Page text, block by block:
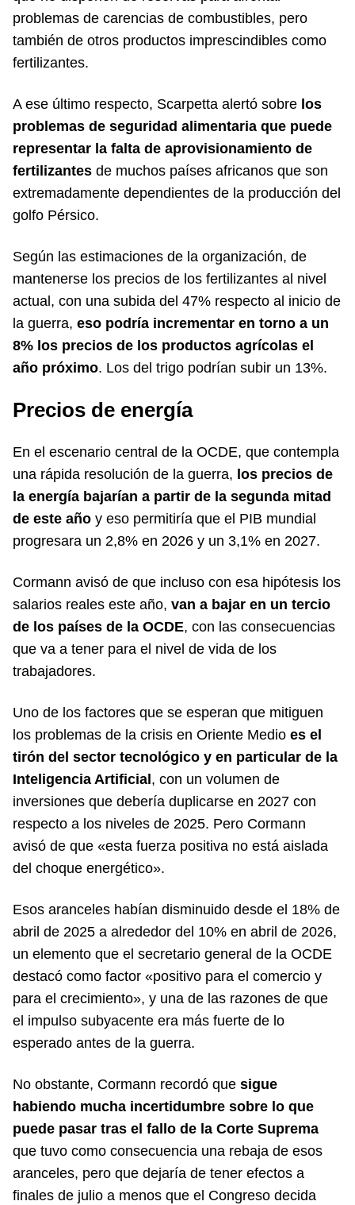
problemas de carencias de combustibles, pero
también de otros productos imprescindibles como
fertilizantes.
A ese último respecto, Scarpetta alertó sobre los
problemas de seguridad alimentaria que puede
representar la falta de aprovisionamiento de
fertilizantes de muchos países africanos que son
extremadamente dependientes de la producción del
golfo Pérsico.
Según las estimaciones de la organización, de
mantenerse los precios de los fertilizantes al nivel
actual, con una subida del 47% respecto al inicio de
la guerra, eso podría incrementar en torno a un
8% los precios de los productos agrícolas el
año próximo. Los del trigo podrían subir un 13%.
Precios de energía
En el escenario central de la OCDE, que contempla
una rápida resolución de la guerra, los precios de
la energía bajarían a partir de la segunda mitad
de este año y eso permitiría que el PIB mundial
progresara un 2,8% en 2026 y un 3,1% en 2027.
Cormann avisó de que incluso con esa hipótesis los
salarios reales este año, van a bajar en un tercio
de los países de la OCDE, con las consecuencias
que va a tener para el nivel de vida de los
trabajadores.
Uno de los factores que se esperan que mitiguen
los problemas de la crisis en Oriente Medio es el
tirón del sector tecnológico y en particular de la
Inteligencia Artificial , con un volumen de
inversiones que debería duplicarse en 2027 con
respecto a los niveles de 2025. Pero Cormann
avisó de que «esta fuerza positiva no está aislada
del choque energético».
Esos aranceles habían disminuido desde el 18% de
abril de 2025 a alrededor del 10% en abril de 2026,
un elemento que el secretario general de la OCDE
destacó como factor «positivo para el comercio y
para el crecimiento», y una de las razones de que
el impulso subyacente era más fuerte de lo
esperado antes de la guerra.
No obstante, Cormann recordó que sigue
habiendo mucha incertidumbre sobre lo que
puede pasar tras el fallo de la Corte Suprema
que tuvo como consecuencia una rebaja de esos
aranceles, pero que dejaría de tener efectos a
finales de julio a menos que el Congreso decida